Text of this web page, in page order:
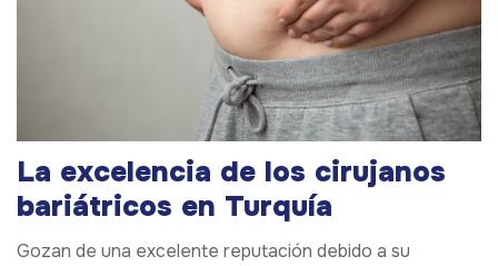
La excelencia de los cirujanos
bariátricos en Turquía
Gozan de una excelente reputación debido a su